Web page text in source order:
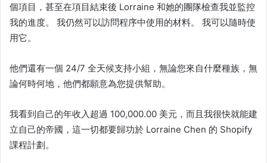
個項目，甚至在項目結束後 Lorraine 和她的團隊檢查我並監控
我的進度。 我仍然可以訪問程序中使用的材料。 我可以隨時使
用它。
他們還有一個 24/7 全天候支持小組，無論您來自什麼種族，無
論何時何地，他們都願意為您提供幫助。
我看到自己的年收入超過 100,000.00 美元，而且我很快就能建
立自己的帝國，這一切都要歸功於 Lorraine Chen 的 Shopify
課程計劃。